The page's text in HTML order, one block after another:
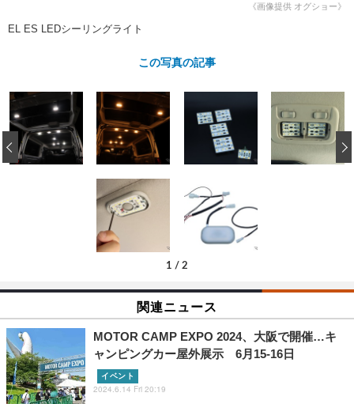
カーメーカー「旧車」関連プロジ
イベント
《画像提供 オグショー》
EL ES LEDシーリングライト
この写真の記事
1 / 2
‹
関連ニュース
MOTOR CAMP EXPO 2024、大阪で開催…キ
ャンピングカー屋外展示 6月15-16日
イベント
2024.6.14 Fri 20:19